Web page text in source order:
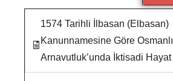
1574 Tarihli İlbasan (Elbasan)
Kanunnamesine Göre Osmanlı
Arnavutluk’unda İktisadi Hayat